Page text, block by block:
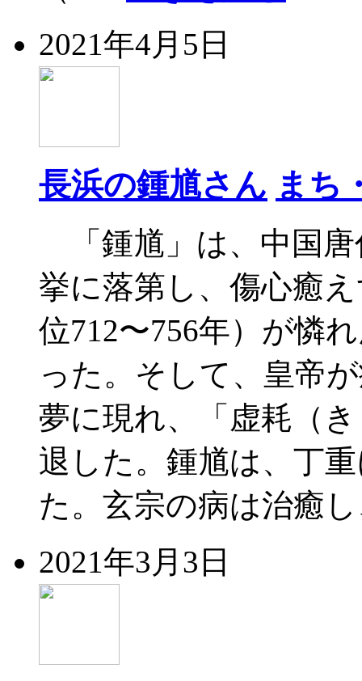
2021年4月5日
長浜の鍾馗さん まち
「鍾馗」は、中国唐
挙に落第し、傷心癒
位712〜756年）が憐
った。そして、皇帝
夢に現れ、「虚耗（
退した。鍾馗は、丁
た。玄宗の病は治癒
2021年3月3日